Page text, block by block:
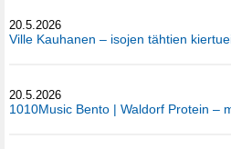
20.5.2026
Ville Kauhanen – isojen tähtien
20.5.2026
1010Music Bento | Waldorf Protein –